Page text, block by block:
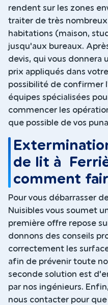
rendent sur les zones
traiter de très
habitations (maison,
jusqu'aux bureaux.
devis, qui vous donnera
prix appliqués dans
possibilité de confirmer
équipes spécialisées
commencer les
que possible de vos
de lit à
comment
Pour vous débarrasser
Nuisibles vous soumet
première offre repose
donnons des conseils
correctement les
afin de prévenir toute
seconde solution est
par nos ingénieurs.
nous contacter pour